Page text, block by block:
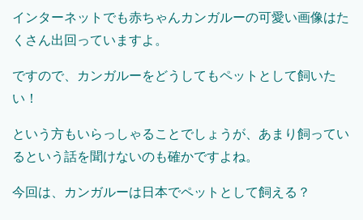
インターネットでも赤ちゃんカンガルーの可愛い画像はた
くさん出回っていますよ。
ですので、カンガルーをどうしてもペットとして飼いた
い！
という方もいらっしゃることでしょうが、あまり飼ってい
るという話を聞けないのも確かですよね。
今回は、カンガルーは日本でペットとして飼える？